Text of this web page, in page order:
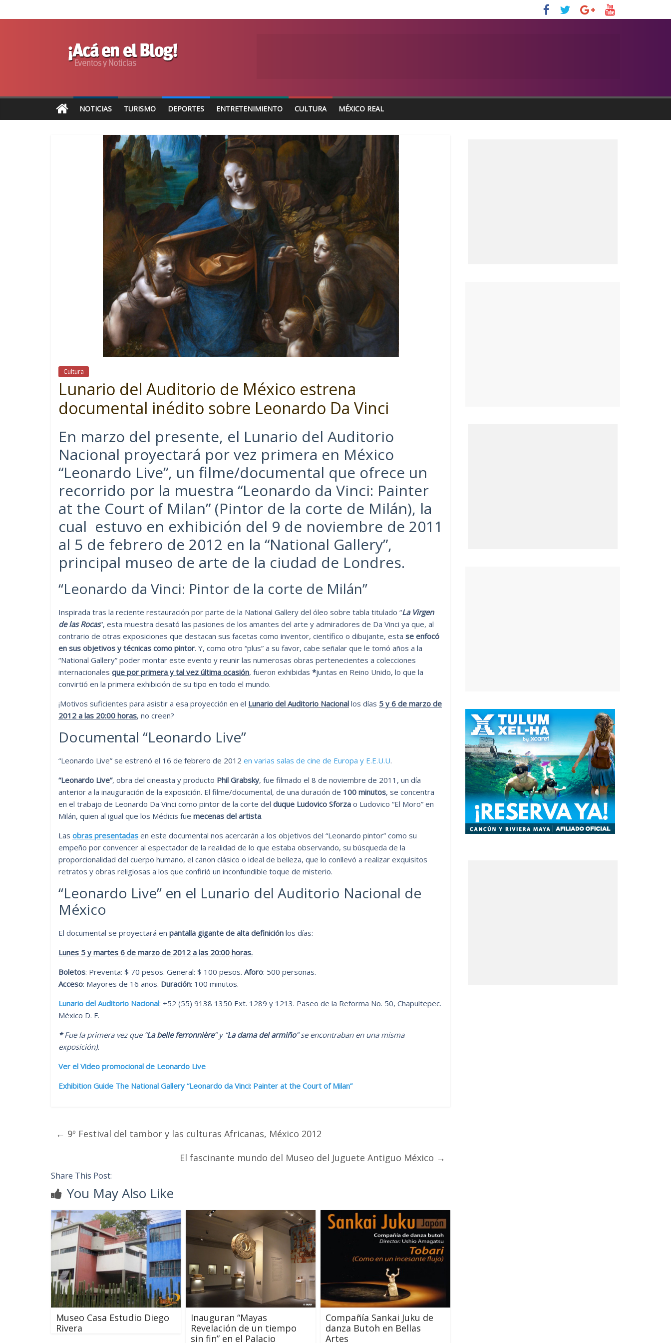
NOTICIAS TURISMO DEPORTES ENTRETENIMIENTO CULTURA MÉXICO REAL
Cultura
Lunario del Auditorio de México estrena
documental inédito sobre Leonardo Da Vinci
En marzo del presente, el Lunario del Auditorio
Nacional proyectará por vez primera en México
“Leonardo Live”, un filme/documental que ofrece un
recorrido por la muestra “Leonardo da Vinci: Painter
at the Court of Milan” (Pintor de la corte de Milán), la
cual estuvo en exhibición del 9 de noviembre de 2011
al 5 de febrero de 2012 en la “National Gallery”,
principal museo de arte de la ciudad de Londres.
“Leonardo da Vinci: Pintor de la corte de Milán”
Inspirada tras la reciente restauración por parte de la National Gallery del óleo sobre tabla titulado “La Virgen
de las Rocas“, esta muestra desató las pasiones de los amantes del arte y admiradores de Da Vinci ya que, al
contrario de otras exposiciones que destacan sus facetas como inventor, científico o dibujante, esta se enfocó
en sus objetivos y técnicas como pintor. Y, como otro “plus” a su favor, cabe señalar que le tomó años a la
“National Gallery” poder montar este evento y reunir las numerosas obras pertenecientes a colecciones
internacionales que por primera y tal vez última ocasión, fueron exhibidas *juntas en Reino Unido, lo que la
convirtió en la primera exhibición de su tipo en todo el mundo.
¡Motivos suficientes para asistir a esa proyección en el Lunario del Auditorio Nacional los días 5 y 6 de marzo de
2012 a las 20:00 horas, no creen?
Documental “Leonardo Live”
“Leonardo Live” se estrenó el 16 de febrero de 2012 en varias salas de cine de Europa y E.E.U.U.
“Leonardo Live”, obra del cineasta y producto Phil Grabsky, fue filmado el 8 de noviembre de 2011, un día
anterior a la inauguración de la exposición. El filme/documental, de una duración de 100 minutos, se concentra
en el trabajo de Leonardo Da Vinci como pintor de la corte del duque Ludovico Sforza o Ludovico “El Moro” en
Milán, quien al igual que los Médicis fue mecenas del artista.
Las obras presentadas en este documental nos acercarán a los objetivos del “Leonardo pintor” como su
empeño por convencer al espectador de la realidad de lo que estaba observando, su búsqueda de la
proporcionalidad del cuerpo humano, el canon clásico o ideal de belleza, que lo conllevó a realizar exquisitos
retratos y obras religiosas a los que confirió un inconfundible toque de misterio.
“Leonardo Live” en el Lunario del Auditorio Nacional de
México
El documental se proyectará en pantalla gigante de alta definición los días:
Lunes 5 y martes 6 de marzo de 2012 a las 20:00 horas.
Boletos: Preventa: $ 70 pesos. General: $ 100 pesos. Aforo: 500 personas.
Acceso: Mayores de 16 años. Duración: 100 minutos.
Lunario del Auditorio Nacional: +52 (55) 9138 1350 Ext. 1289 y 1213. Paseo de la Reforma No. 50, Chapultepec.
México D. F.
*Fue la primera vez que “La belle ferronnière” y “La dama del armiño” se encontraban en una misma
exposición).
Ver el Video promocional de Leonardo Live
Exhibition Guide The National Gallery “Leonardo da Vinci: Painter at the Court of Milan”
← 9º Festival del tambor y las culturas Africanas, México 2012
El fascinante mundo del Museo del Juguete Antiguo México →
Share This Post:
You May Also Like
Museo Casa Estudio Diego
Rivera
Inauguran “Mayas
Revelación de un tiempo
sin fin” en el Palacio
Compañía Sankai Juku de
danza Butoh en Bellas
Artes